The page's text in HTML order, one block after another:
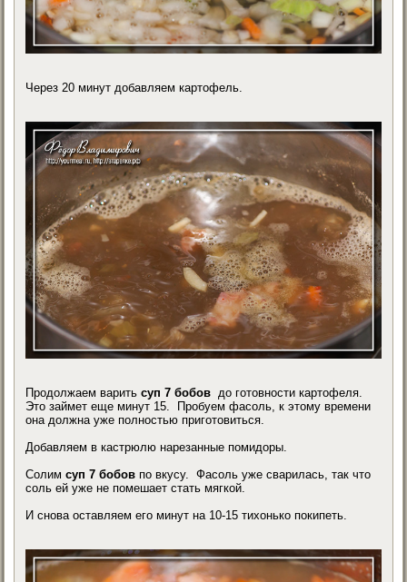
Через 20 минут добавляем картофель.
Продолжаем варитьсуп 7 бобов до готовности картофеля.
Это займет еще минут 15. Пробуем фасоль, к этому времени
она должна уже полностью приготовиться.
Добавляем в кастрюлю нарезанные помидоры.
Солимсуп 7 бобов по вкусу. Фасоль уже сварилась, так что
соль ей уже не помешает стать мягкой.
И снова оставляем его минут на 10-15 тихонько покипеть.